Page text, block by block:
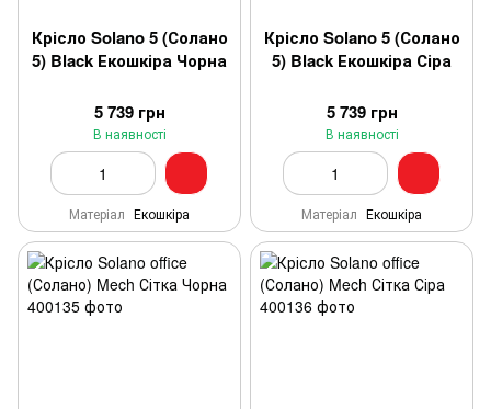
Крісло Solano 5 (Солано
5) Black Екошкіра Чорна
5 739 грн
В наявності
Матеріал Екошкіра
Крісло Solano 5 (Солано
5) Black Екошкіра Сіра
5 739 грн
В наявності
Матеріал Екошкіра